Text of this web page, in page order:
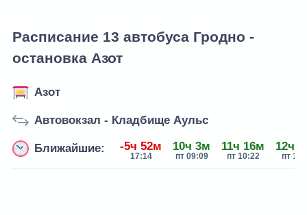
Расписание 13 автобуса Гродно -
остановка Азот
Азот
Автовокзал - Кладбище Аульс
Ближайшие: -5ч 52м
17:14
10ч 3м
пт 09:09
11ч 16м
пт 10:22
12ч
пт